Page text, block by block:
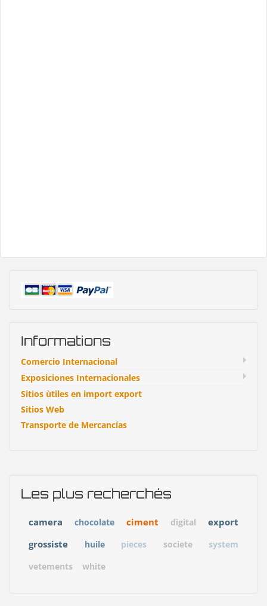
Informations
Comercio Internacional
Exposiciones Internacionales
Sitios ùtiles en import export
Sitios Web
Transporte de Mercancías
Les plus recherchés
camera chocolate ciment digital
export
grossiste
huile pieces societe
system
vetements
white